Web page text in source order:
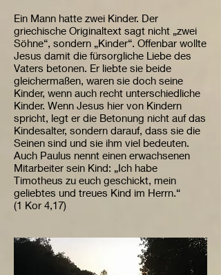
Ein Mann hatte zwei Kinder. Der
griechische Originaltext sagt nicht „zwei
Söhne“, sondern „Kinder“. Offenbar wollte
Jesus damit die fürsorgliche Liebe des
Vaters betonen. Er liebte sie beide
gleichermaßen, waren sie doch seine
Kinder, wenn auch recht unterschiedliche
Kinder. Wenn Jesus hier von Kindern
spricht, legt er die Betonung nicht auf das
Kindesalter, sondern darauf, dass sie die
Seinen sind und sie ihm viel bedeuten.
Auch Paulus nennt einen erwachsenen
Mitarbeiter sein Kind: „Ich habe
Timotheus zu euch geschickt, mein
geliebtes und treues Kind im Herrn.“
(1 Kor 4,17)